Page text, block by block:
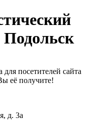
Подольск
для посетителей сайта
её получите!
д. 3а